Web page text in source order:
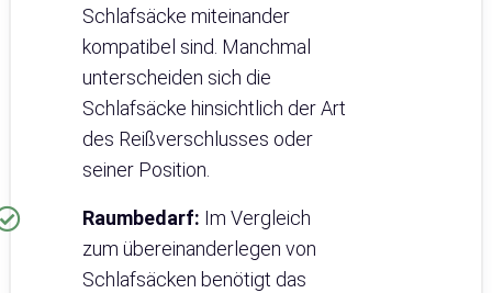
Schlafsäcke miteinander
kompatibel sind. Manchmal
unterscheiden sich die
Schlafsäcke hinsichtlich der Art
des Reißverschlusses oder
seiner Position.
Raumbedarf: Im Vergleich
zum übereinanderlegen von
Schlafsäcken benötigt das